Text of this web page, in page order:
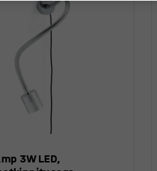
3W LED,